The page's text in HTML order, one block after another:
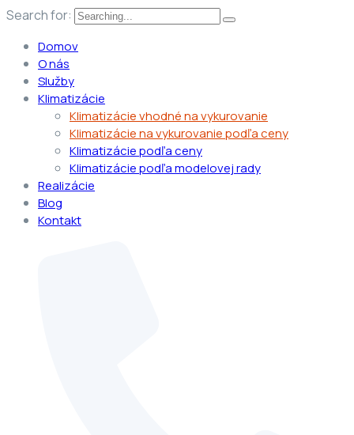
Search for:
Domov
O nás
Služby
Klimatizácie
Klimatizácie vhodné na vykurovanie
Klimatizácie na vykurovanie podľa ceny
Klimatizácie podľa ceny
Klimatizácie podľa modelovej rady
Realizácie
Blog
Kontakt